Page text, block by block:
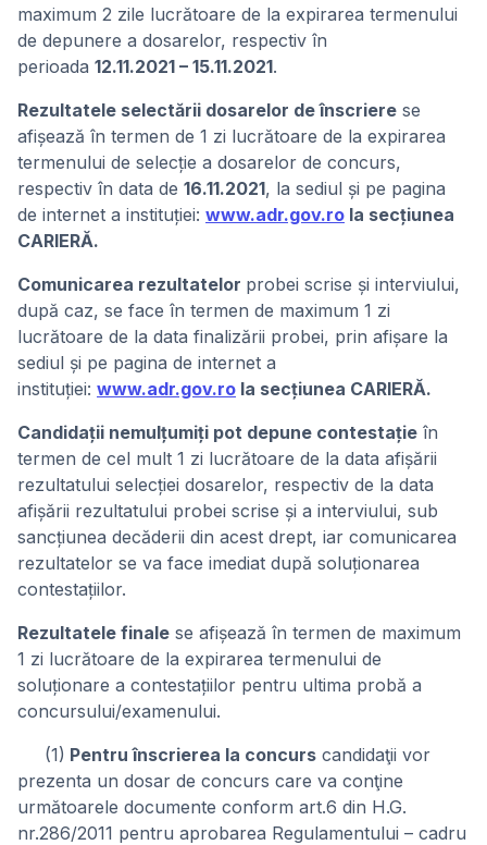
maximum 2 zile lucrătoare de la expirarea termenului
de depunere a dosarelor, respectiv în
perioada 12.11.2021 – 15.11.2021.
Rezultatele selectării dosarelor de înscriere se
afișează în termen de 1 zi lucrătoare de la expirarea
termenului de selecție a dosarelor de concurs,
respectiv în data de 16.11.2021, la sediul și pe pagina
de internet a instituției: www.adr.gov.ro la secțiunea
CARIERĂ.
Comunicarea rezultatelor probei scrise și interviului,
după caz, se face în termen de maximum 1 zi
lucrătoare de la data finalizării probei, prin afișare la
sediul și pe pagina de internet a
instituției: www.adr.gov.ro la secțiunea CARIERĂ.
Candidații nemulțumiți pot depune contestație în
termen de cel mult 1 zi lucrătoare de la data afișării
rezultatului selecției dosarelor, respectiv de la data
afișării rezultatului probei scrise și a interviului, sub
sancțiunea decăderii din acest drept, iar comunicarea
rezultatelor se va face imediat după soluționarea
contestațiilor.
Rezultatele finale se afișează în termen de maximum
1 zi lucrătoare de la expirarea termenului de
soluționare a contestațiilor pentru ultima probă a
concursului/examenului.
(1) Pentru înscrierea la concurs candidaţii vor
prezenta un dosar de concurs care va conţine
următoarele documente conform art.6 din H.G.
nr.286/2011 pentru aprobarea Regulamentului – cadru